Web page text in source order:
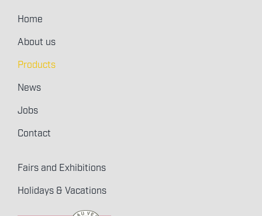
Home
About us
Products
News
Jobs
Contact
Fairs and Exhibitions
Holidays & Vacations